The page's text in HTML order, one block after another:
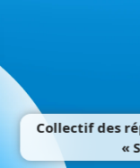
Collectif des
«